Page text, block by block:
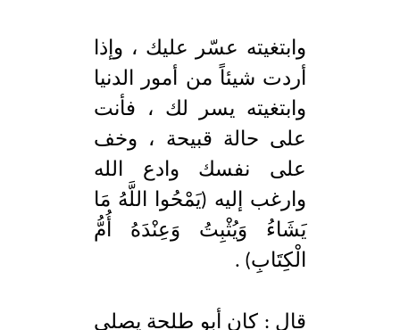
وابتغيته عسّر عليك ، وإذا
أردت شيئاً من أمور الدنيا
وابتغيته يسر لك ، فأنت
على حالة قبيحة ، وخف
على نفسك وادع الله
وارغب إليه (يَمْحُوا اللَّهُ مَا
يَشَاءُ وَيُثْبِتُ وَعِنْدَهُ أُمُّ
الْكِتَابِ) .
قال : كان أبو طلحة يصلي